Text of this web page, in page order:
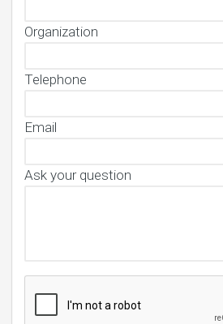
Organization
Telephone
Email
Ask your question